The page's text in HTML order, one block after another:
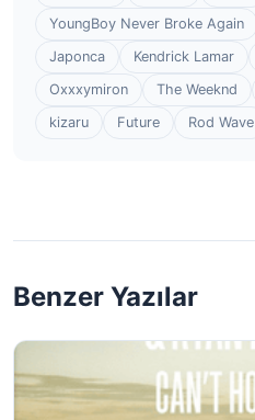
YoungBoy Never Broke Again
Japonca
Kendrick Lamar
Oxxxymiron
The Weeknd
kizaru
Future Rod Wave
Benzer Yazılar